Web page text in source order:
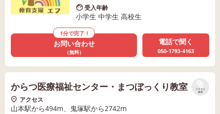
受入年齢
小学生 中学生 高校生
1分で完了！
お問い合わせ
（無料）
電話で聞く
050-1793-4163
リストに
保存
からつ医療福祉センター・まつぼっくり教室
アクセス
山本駅から494m、鬼塚駅から2742m